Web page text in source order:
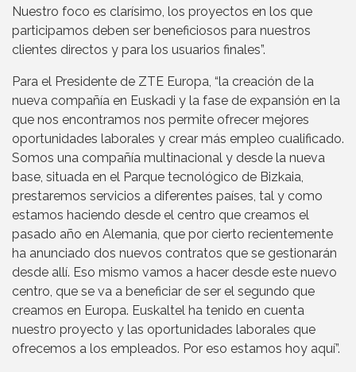
Nuestro foco es clarísimo, los proyectos en los que
participamos deben ser beneficiosos para nuestros
clientes directos y para los usuarios finales”.
Para el Presidente de ZTE Europa, “la creación de la
nueva compañía en Euskadi y la fase de expansión en la
que nos encontramos nos permite ofrecer mejores
oportunidades laborales y crear más empleo cualificado.
Somos una compañía multinacional y desde la nueva
base, situada en el Parque tecnológico de Bizkaia,
prestaremos servicios a diferentes países, tal y como
estamos haciendo desde el centro que creamos el
pasado año en Alemania, que por cierto recientemente
ha anunciado dos nuevos contratos que se gestionarán
desde allí. Eso mismo vamos a hacer desde este nuevo
centro, que se va a beneficiar de ser el segundo que
creamos en Europa. Euskaltel ha tenido en cuenta
nuestro proyecto y las oportunidades laborales que
ofrecemos a los empleados. Por eso estamos hoy aquí”.